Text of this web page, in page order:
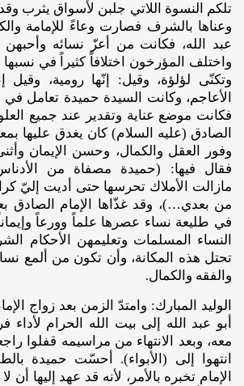
تلكم النسوة اللاتي جلبن لأسواق يثرب
وعناها بالشرف فصارت وعاءً للإمامة
عبد الله، فكانت من أعزّ نسائه وأحبهن
واختلف المؤرخون اختلافاً كثيراً في نسبها
وتكنّى لؤلؤة، وقيل: إنّها رومية،
الأعاجم، وكانت السيدة حميدة تعامل في
فكانت موضع عناية وتقدير عند جميع
الصادق (عليه ‌السلام) كان يغدق عليها
وفور العقل والكمال، وحسن الإيمان
فقال فيها: (حميدة مصفاة من
مازالت الأملاك تحرسها حتى أديت إليّ
من بعدي…)، وقد غذّاها الإمام الصادق
في طليعة نساء عصرها علماً وورعاً
النساء المسلمات وتعليمهن الأحكام
تحتل هذه المكانة، وأن تكون من ألمع
والفقه والكمال.
الوليد المبارك: وامتدّ الزمن بعد زواج
أبو عبد الله إلى بيت الله الحرام لأداء
معه، وبعد الانتهاء من مراسيمه قفلوا
انتهوا إلى (الأبواء). أحسّت حميدة
الإمام تخبره بالأمر، لأنه قد عهد إليها أن